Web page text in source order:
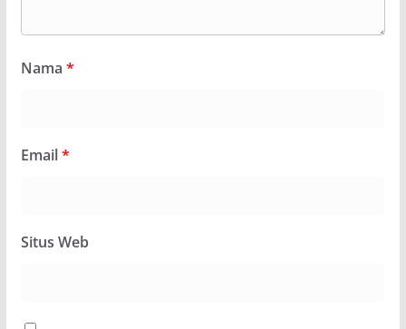
Nama *
Email*
Situs Web